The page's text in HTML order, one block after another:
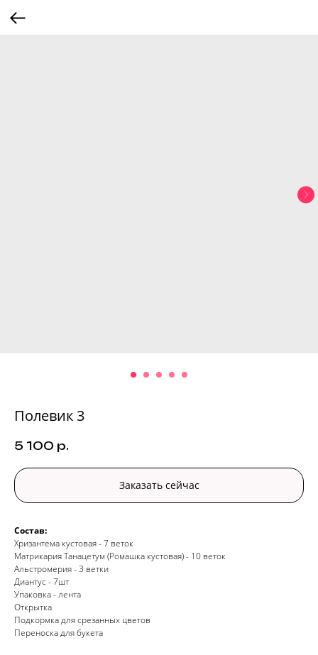
Полевик 3
5 100 р.
Заказать сейчас
Состав:
Хризантема кустовая - 7 веток
Матрикария Танацетум (Ромашка кустовая) - 10 веток
Альстромерия - 3 ветки
Диантус - 7шт
Упаковка - лента
Открытка
Подкормка для срезанных цветов
Переноска для букета